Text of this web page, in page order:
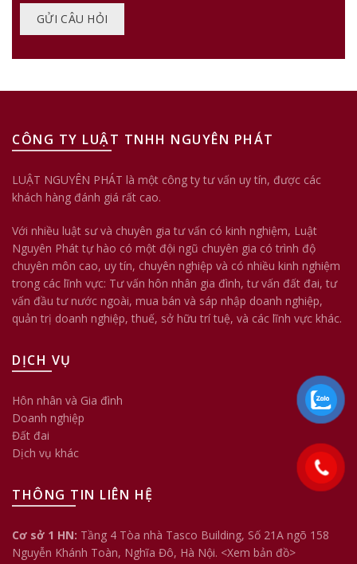
CÔNG TY LUẬT TNHH NGUYÊN PHÁT
LUẬT NGUYÊN PHÁT là một công ty tư vấn uy tín, được các
khách hàng đánh giá rất cao.
Với nhiều luật sư và chuyên gia tư vấn có kinh nghiệm, Luật
Nguyên Phát tự hào có một đội ngũ chuyên gia có trình độ
chuyên môn cao, uy tín, chuyên nghiệp và có nhiều kinh nghiệm
trong các lĩnh vực: Tư vấn hôn nhân gia đình, tư vấn đất đai, tư
vấn đầu tư nước ngoài, mua bán và sáp nhập doanh nghiệp,
quản trị doanh nghiệp, thuế, sở hữu trí tuệ, và các lĩnh vực khác.
DỊCH VỤ
Hôn nhân và Gia đình
Doanh nghiệp
Đất đai
Dịch vụ khác
THÔNG TIN LIÊN HỆ
Cơ sở 1 HN: Tầng 4 Tòa nhà Tasco Building, Số 21A ngõ 158
Nguyễn Khánh Toàn, Nghĩa Đô, Hà Nội. <Xem bản đồ>